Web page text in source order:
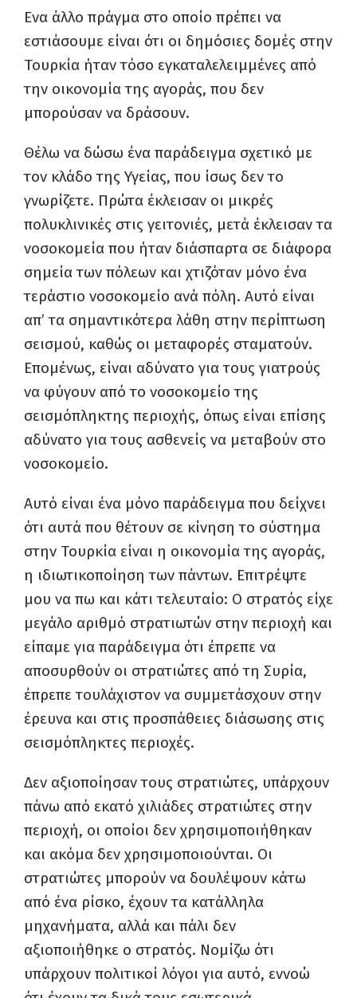
Ενα άλλο πράγμα στο οποίο πρέπει να
εστιάσουμε είναι ότι οι δημόσιες δομές στην
Τουρκία ήταν τόσο εγκαταλελειμμένες από
την οικονομία της αγοράς, που δεν
μπορούσαν να δράσουν.
Θέλω να δώσω ένα παράδειγμα σχετικό με
τον κλάδο της Υγείας, που ίσως δεν το
γνωρίζετε. Πρώτα έκλεισαν οι μικρές
πολυκλινικές στις γειτονιές, μετά έκλεισαν τα
νοσοκομεία που ήταν διάσπαρτα σε διάφορα
σημεία των πόλεων και χτιζόταν μόνο ένα
τεράστιο νοσοκομείο ανά πόλη. Αυτό είναι
απ’ τα σημαντικότερα λάθη στην περίπτωση
σεισμού, καθώς οι μεταφορές σταματούν.
Επομένως, είναι αδύνατο για τους γιατρούς
να φύγουν από το νοσοκομείο της
σεισμόπληκτης περιοχής, όπως είναι επίσης
αδύνατο για τους ασθενείς να μεταβούν στο
νοσοκομείο.
Αυτό είναι ένα μόνο παράδειγμα που δείχνει
ότι αυτά που θέτουν σε κίνηση το σύστημα
στην Τουρκία είναι η οικονομία της αγοράς,
η ιδιωτικοποίηση των πάντων. Επιτρέψτε
μου να πω και κάτι τελευταίο: Ο στρατός είχε
μεγάλο αριθμό στρατιωτών στην περιοχή και
είπαμε για παράδειγμα ότι έπρεπε να
αποσυρθούν οι στρατιώτες από τη Συρία,
έπρεπε τουλάχιστον να συμμετάσχουν στην
έρευνα και στις προσπάθειες διάσωσης στις
σεισμόπληκτες περιοχές.
Δεν αξιοποίησαν τους στρατιώτες, υπάρχουν
πάνω από εκατό χιλιάδες στρατιώτες στην
περιοχή, οι οποίοι δεν χρησιμοποιήθηκαν
και ακόμα δεν χρησιμοποιούνται. Οι
στρατιώτες μπορούν να δουλέψουν κάτω
από ένα ρίσκο, έχουν τα κατάλληλα
μηχανήματα, αλλά και πάλι δεν
αξιοποιήθηκε ο στρατός. Νομίζω ότι
υπάρχουν πολιτικοί λόγοι για αυτό, εννοώ